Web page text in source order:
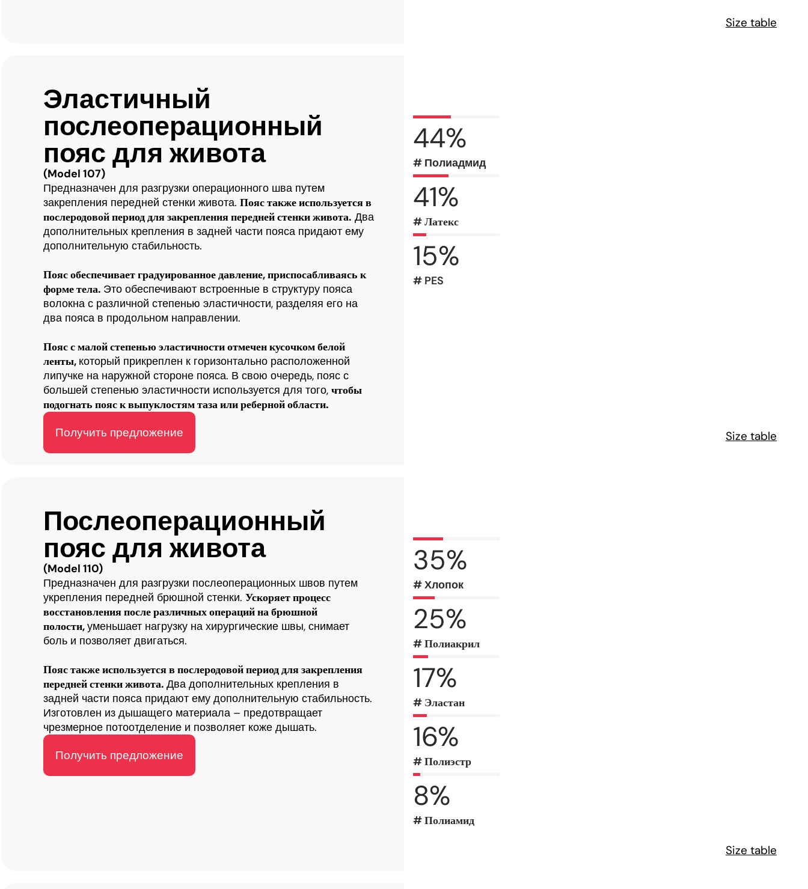
Size table
Эластичный
послеоперационный
пояс для живота
(Model 107)
Предназначен для разгрузки операционного шва путем
закрепления передней стенки живота. Пояс также используется в
послеродовой период для закрепления передней стенки живота. Два
дополнительных крепления в задней части пояса придают ему
дополнительную стабильность.
Пояс обеспечивает градуированное давление, приспосабливаясь к
форме тела. Это обеспечивают встроенные в структуру пояса
волокна с различной степенью эластичности, разделяя его на
два пояса в продольном направлении.
Пояс с малой степенью эластичности отмечен кусочком белой
ленты, который прикреплен к горизонтально расположенной
липучке на наружной стороне пояса. В свою очередь, пояс с
большей степенью эластичности используется для того, чтобы
подогнать пояс к выпуклостям таза или реберной области.
Получить предложение
44%
# Полиадмид
41%
# Латекс
15%
# PES
Size table
Послеоперационный
пояс для живота
(Model 110)
Предназначен для разгрузки послеоперационных швов путем
укрепления передней брюшной стенки. Ускоряет процесс
восстановления после различных операций на брюшной
полости,уменьшает нагрузку на хирургические швы, снимает
боль и позволяет двигаться.
Пояс также используется в послеродовой период для закрепления
передней стенки живота. Два дополнительных крепления в
задней части пояса придают ему дополнительную стабильность.
Изготовлен из дышащего материала – предотвращает
чрезмерное потоотделение и позволяет коже дышать.
Получить предложение
35%
# Хлопок
25%
# Полиакрил
17%
# Эластан
16%
# Полиэстр
8%
# Полиамид
Size table